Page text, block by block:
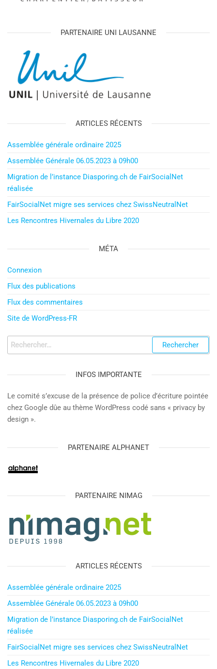
PARTENAIRE UNI LAUSANNE
ARTICLES RÉCENTS
Assemblée générale ordinaire 2025
Assemblée Générale 06.05.2023 à 09h00
Migration de l’instance Diasporing.ch de FairSocialNet
réalisée
FairSocialNet migre ses services chez SwissNeutralNet​
Les Rencontres Hivernales du Libre 2020
MÉTA
Connexion
Flux des publications
Flux des commentaires
Site de WordPress-FR
Rechercher :
INFOS IMPORTANTE
Le comité s’excuse de la présence de police d’écriture pointée
chez Google dûe au thème WordPress codé sans « privacy by
design ».
PARTENAIRE ALPHANET
PARTENAIRE NIMAG
ARTICLES RÉCENTS
Assemblée générale ordinaire 2025
Assemblée Générale 06.05.2023 à 09h00
Migration de l’instance Diasporing.ch de FairSocialNet
réalisée
FairSocialNet migre ses services chez SwissNeutralNet​
Les Rencontres Hivernales du Libre 2020